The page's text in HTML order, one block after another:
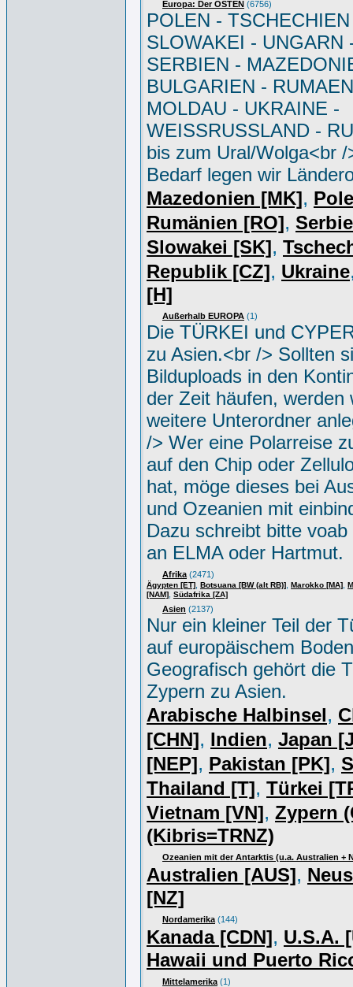
Europa: Der OSTEN (6756)
POLEN -
SLOWAKEI - UNGARN
SERBIEN -
BULGARIEN -
MOLDAU - UKRAINE -
WEISSRUSSLAND -
bis zum Ural/Wolga<br /
Bedarf legen wir
Mazedonien [MK],
Rumänien [RO],
Slowakei [SK],
Republik [CZ], Ukraine
[H]
Außerhalb EUROPA (1)
Die TÜRKEI und
zu Asien.<br /> Sollten
Bilduploads in den
der Zeit häufen, werden
weitere Unterordner
/> Wer eine Polarreise
auf den Chip oder
hat, möge dieses bei
und Ozeanien mit
Dazu schreibt bitte
an ELMA oder Hartmut.
Afrika (2471)
Ägypten [ET] Botsuana [BW (alt RB)] Marokko [MA]
[NAM] Südafrika [ZA]
Asien (2137)
Nur ein kleiner Teil der
auf europäischem
Geografisch gehört die
Zypern zu Asien.
Arabische Halbinsel,
[CHN], Indien, Japan
[NEP], Pakistan [PK],
Thailand [T], Türkei
Vietnam [VN], Zypern
(Kibris=TRNZ)
Ozeanien mit der Antarktis (u.a. Australien +
Australien [AUS],
[NZ]
Nordamerika (144)
Kanada [CDN], U.S.A.
Hawaii und Puerto
Mittelamerika (1)